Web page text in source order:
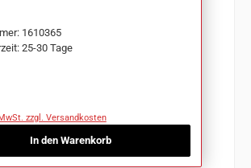
1610365
25-30 Tage
zzgl. Versandkosten
In den Warenkorb